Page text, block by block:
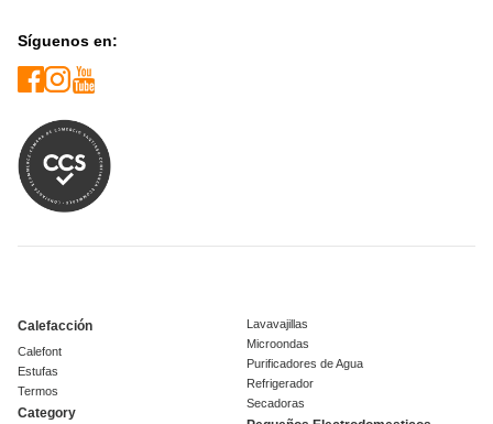
Síguenos en:
Calefacción
Calefont
Estufas
Termos
Category
Lavavajillas
Microondas
Purificadores de Agua
Refrigerador
Secadoras